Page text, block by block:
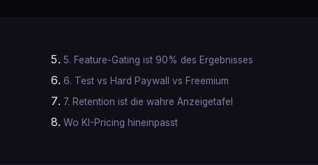
5. Feature-Gating ist 90% des Ergebnisses
6. Test vs Hard Paywall vs Freemium
7. Retention ist die wahre Anzeigetafel
Wo KI-Pricing hineinpasst